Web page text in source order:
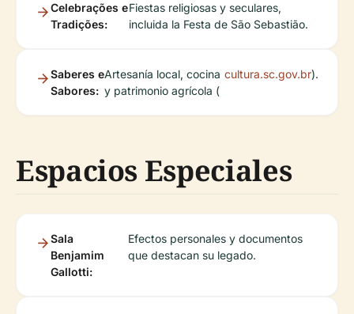
Celebrações e
Tradições:
Fiestas religiosas y seculares,
incluida la Festa de São Sebastião.
Saberes e
Sabores:
Artesanía local, cocina
y patrimonio agrícola (
cultura.sc.gov.br).
Espacios Especiales
Sala
Benjamim
Gallotti:
Efectos personales y documentos
que destacan su legado.